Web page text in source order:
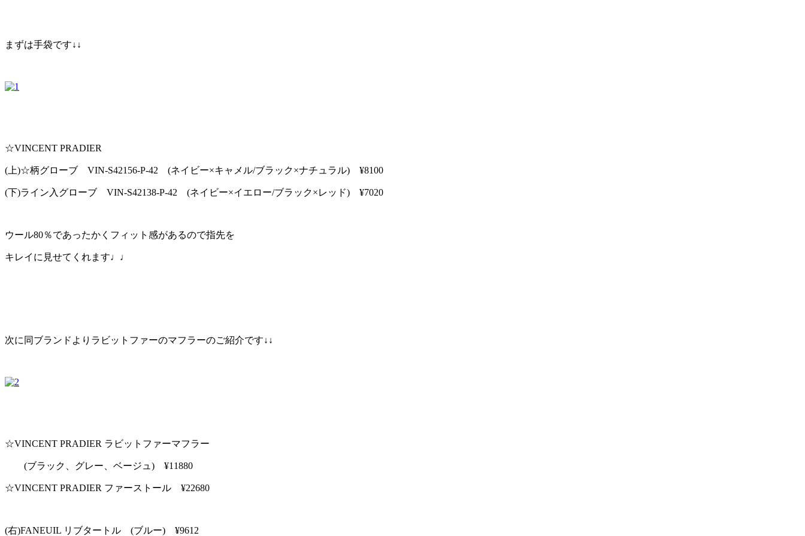
まずは手袋です↓↓
☆VINCENT PRADIER
(上)☆柄グローブ VIN-S42156-P-42 (ネイビー×キャメル/ブラック×ナチュラル) ¥8100
(下)ライン入グローブ VIN-S42138-P-42 (ネイビー×イエロー/ブラック×レッド) ¥7020
ウール80％であったかくフィット感があるので指先を
キレイに見せてくれます♩♩
次に同ブランドよりラビットファーのマフラーのご紹介です↓↓
☆VINCENT PRADIER ラビットファーマフラー
(ブラック、グレー、ベージュ) ¥11880
☆VINCENT PRADIER ファーストール ¥22680
(右)FANEUIL リブタートル (ブルー) ¥9612